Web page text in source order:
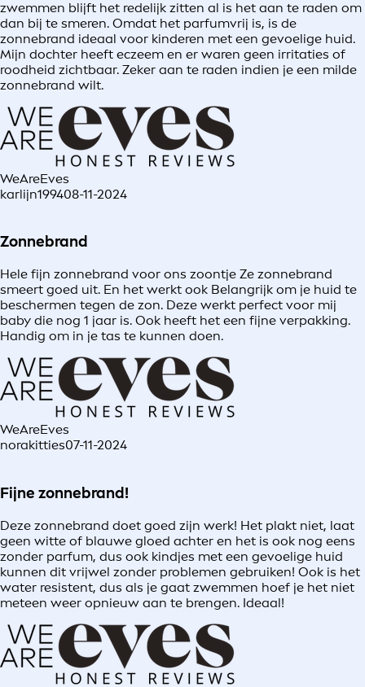
zwemmen blijft het redelijk zitten al is het aan te raden om
dan bij te smeren. Omdat het parfumvrij is, is de
zonnebrand ideaal voor kinderen met een gevoelige huid.
Mijn dochter heeft eczeem en er waren geen irritaties of
roodheid zichtbaar. Zeker aan te raden indien je een milde
zonnebrand wilt.
WeAreEves
karlijn199408-11-2024
Zonnebrand
Hele fijn zonnebrand voor ons zoontje Ze zonnebrand
smeert goed uit. En het werkt ook Belangrijk om je huid te
beschermen tegen de zon. Deze werkt perfect voor mij
baby die nog 1 jaar is. Ook heeft het een fijne verpakking.
Handig om in je tas te kunnen doen.
WeAreEves
norakitties07-11-2024
Fijne zonnebrand!
Deze zonnebrand doet goed zijn werk! Het plakt niet, laat
geen witte of blauwe gloed achter en het is ook nog eens
zonder parfum, dus ook kindjes met een gevoelige huid
kunnen dit vrijwel zonder problemen gebruiken! Ook is het
water resistent, dus als je gaat zwemmen hoef je het niet
meteen weer opnieuw aan te brengen. Ideaal!